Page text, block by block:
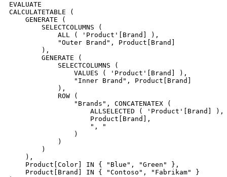
EVALUATE
CALCULATETABLE (
    GENERATE (
        SELECTCOLUMNS (
            ALL ( 'Product'[Brand] ),
            "Outer Brand", Product[Brand]
        ),
        GENERATE (
            SELECTCOLUMNS (
                VALUES ( 'Product'[Brand] ),
                "Inner Brand", Product[Brand]
            ),
            ROW (
                "Brands", CONCATENATEX (
                    ALLSELECTED ( 'Product'[Brand] ),
                    Product[Brand],
                    ", "
                )
            )
        )
    ),
    Product[Color] IN { "Blue", "Green" },
    Product[Brand] IN { "Contoso", "Fabrikam" }